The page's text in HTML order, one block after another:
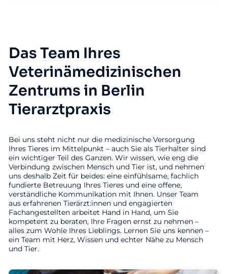
Das Team Ihres
Veterinämedizinischen
Zentrums in Berlin
Tierarztpraxis
Bei uns steht nicht nur die medizinische Versorgung
Ihres Tieres im Mittelpunkt – auch Sie als Tierhalter sind
ein wichtiger Teil des Ganzen. Wir wissen, wie eng die
Verbindung zwischen Mensch und Tier ist, und nehmen
uns deshalb Zeit für beides: eine einfühlsame, fachlich
fundierte Betreuung Ihres Tieres und eine offene,
verständliche Kommunikation mit Ihnen. Unser Team
aus erfahrenen Tierärzt:innen und engagierten
Fachangestellten arbeitet Hand in Hand, um Sie
kompetent zu beraten, Ihre Fragen ernst zu nehmen –
alles zum Wohle Ihres Lieblings. Lernen Sie uns kennen –
ein Team mit Herz, Wissen und echter Nähe zu Mensch
und Tier.